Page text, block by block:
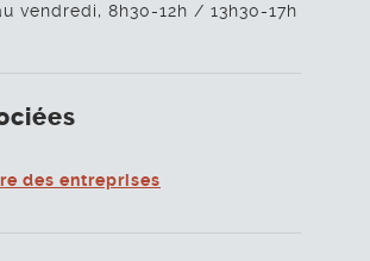
vendredi, 8h30-12h / 13h30-17h
des entreprises